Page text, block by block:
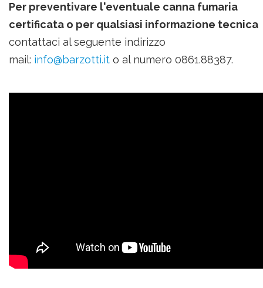
Per preventivare l'eventuale canna fumaria
certificata o per qualsiasi informazione tecnica
contattaci al seguente indirizzo
mail: info@barzotti.it o al numero 0861.88387.